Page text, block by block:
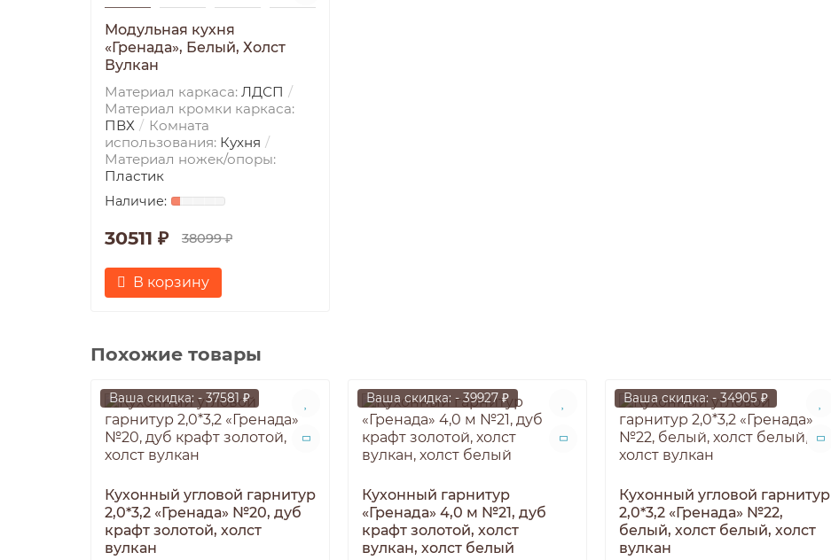
Модульная кухня
«Гренада», Белый, Холст
Вулкан
Материал каркаса: ЛДСП
Материал кромки каркаса:
ПВХ
Комната
использования: Кухня
Материал ножек/опоры:
Пластик
30511 ₽ 38099 ₽
В корзину
Похожие товары
Ваша скидка: - 37581 ₽
Кухонный угловой гарнитур
2,0*3,2 «Гренада» №20, дуб
крафт золотой, холст
вулкан
Ваша скидка: - 39927 ₽
Кухонный гарнитур
«Гренада» 4,0 м №21, дуб
крафт золотой, холст
вулкан, холст белый
Ваша скидка: - 34905 ₽
Кухонный угловой гарнитур
2,0*3,2 «Гренада» №22,
белый, холст белый, холст
вулкан